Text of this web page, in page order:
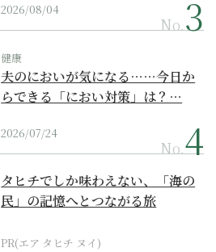
2026/08/04
No.
健康
夫のにおいが気になる……今日か
らできる「におい対策」は？…
2026/07/24
No.
タヒチでしか味わえない、「海の
民」の記憶へとつながる旅
PR(エア タヒチ ヌイ)